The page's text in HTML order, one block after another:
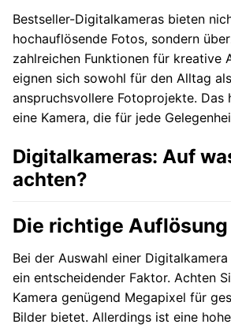
Bestseller-Digitalkameras bieten
hochauflösende Fotos, sondern
zahlreichen Funktionen für kreative
eignen sich sowohl für den Alltag
anspruchsvollere Fotoprojekte. Das
eine Kamera, die für jede
Digitalkameras: Auf
achten?
Die richtige Auflösung
Bei der Auswahl einer
ein entscheidender Faktor. Achten
Kamera genügend Megapixel für
Bilder bietet. Allerdings ist eine